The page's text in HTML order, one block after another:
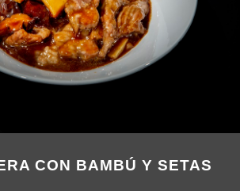
CON BAMBÚ Y SETAS